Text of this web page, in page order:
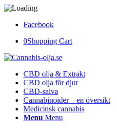
Facebook
0Shopping Cart
CBD olja & Extrakt
CBD olja för djur
CBD-salva
Cannabinoider – en översikt
Medicinsk cannabis
Menu Menu